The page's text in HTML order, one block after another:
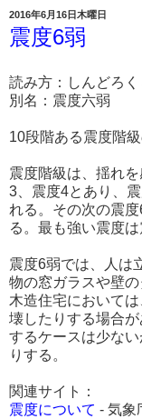
2016年6月16日木曜日
震度6弱
読み方：しんどろく
別名：震度六弱
10段階ある震度階
震度階級は、揺れ
3、震度4とあり、
れる。その次の震
る。最も強い震度は
震度6弱では、人は
物の窓ガラスや壁の
木造住宅において
壊したりする場合
するケースは少な
りする。
関連サイト：
震度について - 気象